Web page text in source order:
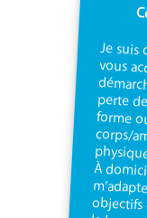
Je
vous
perte
forme
corps/
À